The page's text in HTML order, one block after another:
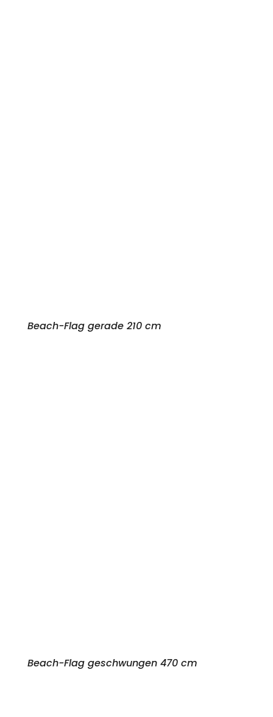
Beach-Flag gerade 210 cm
Beach-Flag geschwungen 470 cm